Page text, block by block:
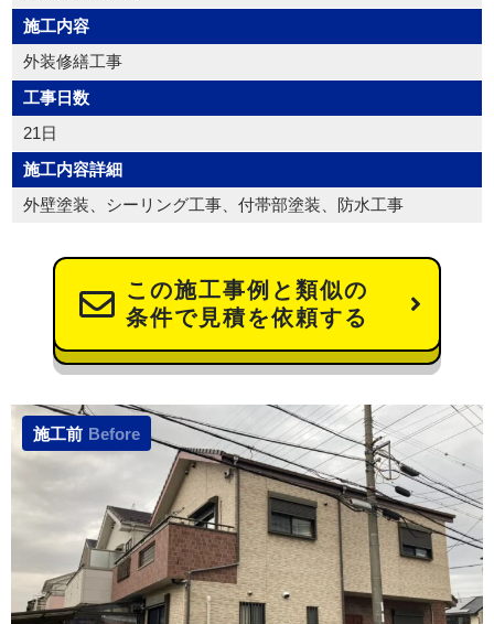
施工内容
外装修繕工事
工事日数
21日
施工内容詳細
外壁塗装、シーリング工事、付帯部塗装、防水工事
この施工事例と類似の
条件で見積を依頼する
施工前 Before